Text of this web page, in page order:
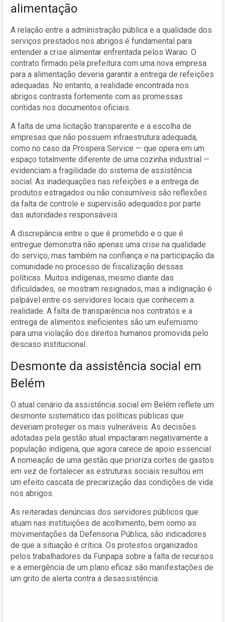
alimentação
A relação entre a administração pública e a qualidade dos
serviços prestados nos abrigos é fundamental para
entender a crise alimentar enfrentada pelos Warao. O
contrato firmado pela prefeitura com uma nova empresa
para a alimentação deveria garantir a entrega de refeições
adequadas. No entanto, a realidade encontrada nos
abrigos contrasta fortemente com as promessas
contidas nos documentos oficiais.
A falta de uma licitação transparente e a escolha de
empresas que não possuem infraestrutura adequada,
como no caso da Prospera Service — que opera em um
espaço totalmente diferente de uma cozinha industrial —
evidenciam a fragilidade do sistema de assistência
social. As inadequações nas refeições e a entrega de
produtos estragados ou não consumíveis são reflexões
da falta de controle e supervisão adequados por parte
das autoridades responsáveis.
A discrepância entre o que é prometido e o que é
entregue demonstra não apenas uma crise na qualidade
do serviço, mas também na confiança e na participação da
comunidade no processo de fiscalização dessas
políticas. Muitos indígenas, mesmo diante das
dificuldades, se mostram resignados, mas a indignação é
palpável entre os servidores locais que conhecem a
realidade. A falta de transparência nos contratos e a
entrega de alimentos ineficientes são um eufemismo
para uma violação dos direitos humanos promovida pelo
descaso institucional.
Desmonte da assistência social em
Belém
O atual cenário da assistência social em Belém reflete um
desmonte sistemático das políticas públicas que
deveriam proteger os mais vulneráveis. As decisões
adotadas pela gestão atual impactaram negativamente a
população indígena, que agora carece de apoio essencial.
A nomeação de uma gestão que prioriza cortes de gastos
em vez de fortalecer as estruturas sociais resultou em
um efeito cascata de precarização das condições de vida
nos abrigos.
As reiteradas denúncias dos servidores públicos que
atuam nas instituições de acolhimento, bem como as
movimentações da Defensoria Pública, são indicadores
de que a situação é crítica. Os protestos organizados
pelos trabalhadores da Funpapa sobre a falta de recursos
e a emergência de um plano eficaz são manifestações de
um grito de alerta contra a desassistência.